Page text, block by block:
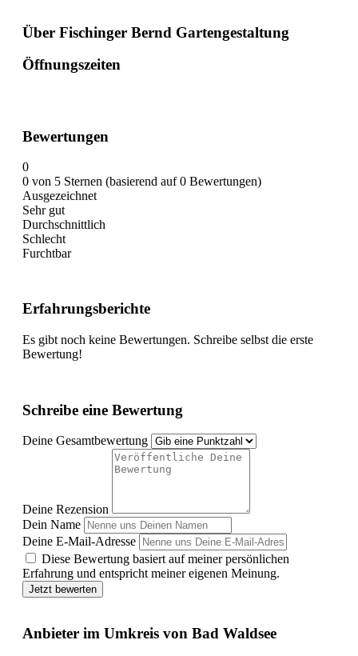
Über Fischinger Bernd Gartengestaltung
Öffnungszeiten
Bewertungen
0
0 von 5 Sternen (basierend auf 0 Bewertungen)
Ausgezeichnet
Sehr gut
Durchschnittlich
Schlecht
Furchtbar
Erfahrungsberichte
Es gibt noch keine Bewertungen. Schreibe selbst die erste
Bewertung!
Schreibe eine Bewertung
Deine Gesamtbewertung
Deine Rezension
Dein Name
Deine E-Mail-Adresse
Diese Bewertung basiert auf meiner persönlichen
Erfahrung und entspricht meiner eigenen Meinung.
Jetzt bewerten
Anbieter im Umkreis von Bad Waldsee